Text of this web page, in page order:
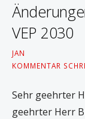
VEP 2030
JAN
KOMMENTAR
Sehr geehrter
geehrter Herr